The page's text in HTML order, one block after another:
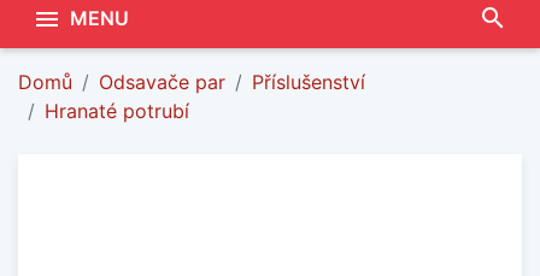
 MENU search
Domů Odsavače par
Příslušenství
Hranaté potrubí